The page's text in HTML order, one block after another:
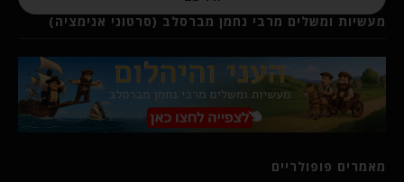
מעשיות ומשלים מרבי נחמן מברסלב (סרטוני אנימציה)
מאמרים פופולריים